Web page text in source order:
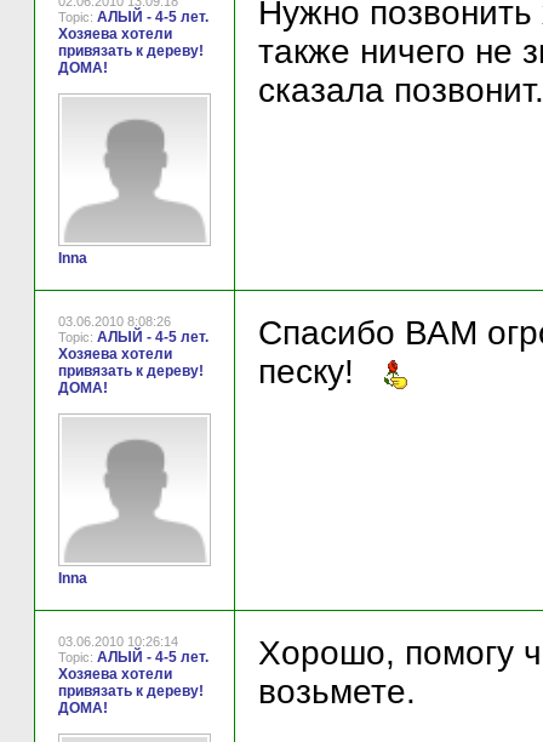
Topic: АЛЫЙ - 4-5 лет.
Хозяева хотели
привязать к дереву!
ДОМА!
Inna
Нужно позвонить
также ничего не
сказала позвонит.
03.06.2010 8:08:26
Topic: АЛЫЙ - 4-5 лет.
Хозяева хотели
привязать к дереву!
ДОМА!
Inna
Спасибо ВАМ
песку!
03.06.2010 10:26:14
Topic: АЛЫЙ - 4-5 лет.
Хозяева хотели
привязать к дереву!
ДОМА!
Хорошо, помогу
возьмете.